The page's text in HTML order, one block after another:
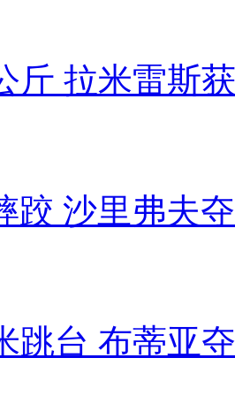
斤 拉米雷斯
跤 沙里弗夫
跳台 布蒂亚